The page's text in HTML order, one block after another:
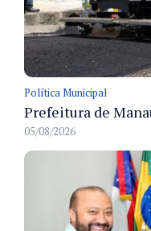
Política Municipal
05/08/2026